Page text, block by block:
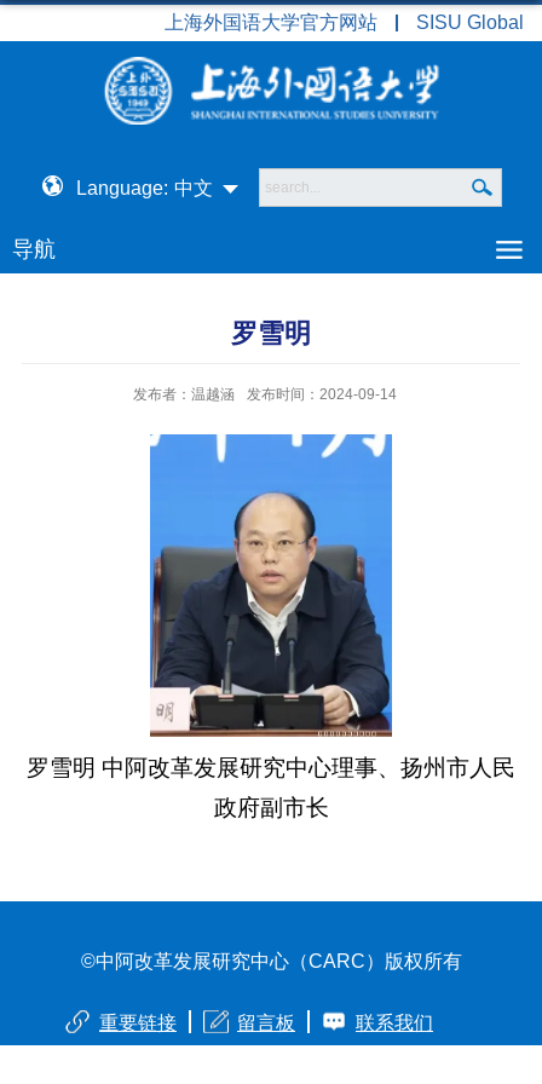
上海外国语大学官方网站 SISU Global
Language: 中文
导航
罗雪明
发布者：温越涵 发布时间：2024-09-14
罗雪明 中阿改革发展研究中心理事、扬州市人民
政府副市长
©中阿改革发展研究中心（CARC）版权所有
重要链接 留言板 联系我们